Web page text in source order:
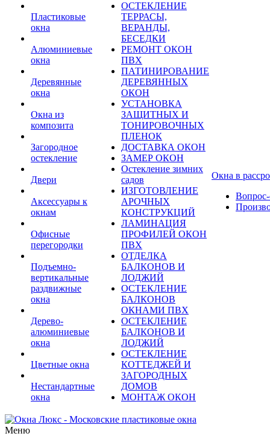
Пластиковые
окна
Алюминиевые
окна
Деревянные
окна
Окна из
композита
Загородное
остекление
Двери
Аксессуары к
окнам
Офисные
перегородки
Подъемно-
вертикальные
раздвижные
окна
Дерево-
алюминиевые
окна
Цветные окна
Нестандартные
окна
ОСТЕКЛЕНИЕ
ТЕРРАСЫ,
ВЕРАНДЫ,
БЕСЕДКИ
РЕМОНТ ОКОН
ПВХ
ПАТИНИРОВАНИЕ
ДЕРЕВЯННЫХ
ОКОН
УСТАНОВКА
ЗАЩИТНЫХ И
ТОНИРОВОЧНЫХ
ПЛЕНОК
ДОСТАВКА ОКОН
ЗАМЕР ОКОН
Остекление зимних
садов
ИЗГОТОВЛЕНИЕ
АРОЧНЫХ
КОНСТРУКЦИЙ
ЛАМИНАЦИЯ
ПРОФИЛЕЙ ОКОН
ПВХ
ОТДЕЛКА
БАЛКОНОВ И
ЛОДЖИЙ
ОСТЕКЛЕНИЕ
БАЛКОНОВ
ОКНАМИ ПВХ
ОСТЕКЛЕНИЕ
БАЛКОНОВ И
ЛОДЖИЙ
ОСТЕКЛЕНИЕ
КОТТЕДЖЕЙ И
ЗАГОРОДНЫХ
ДОМОВ
МОНТАЖ ОКОН
Окна в
Вопрос-
Меню